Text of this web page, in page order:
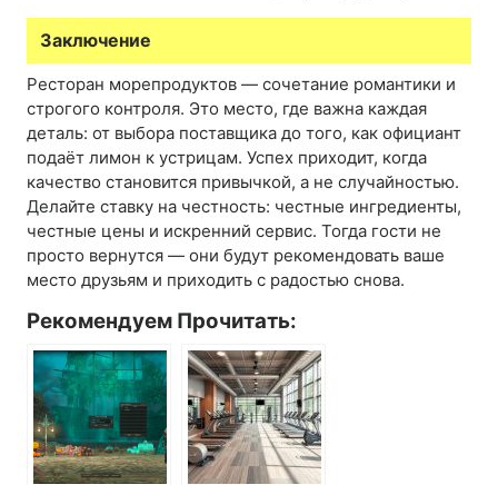
Заключение
Ресторан морепродуктов — сочетание романтики и
строгого контроля. Это место, где важна каждая
деталь: от выбора поставщика до того, как официант
подаёт лимон к устрицам. Успех приходит, когда
качество становится привычкой, а не случайностью.
Делайте ставку на честность: честные ингредиенты,
честные цены и искренний сервис. Тогда гости не
просто вернутся — они будут рекомендовать ваше
место друзьям и приходить с радостью снова.
Рекомендуем Прочитать: